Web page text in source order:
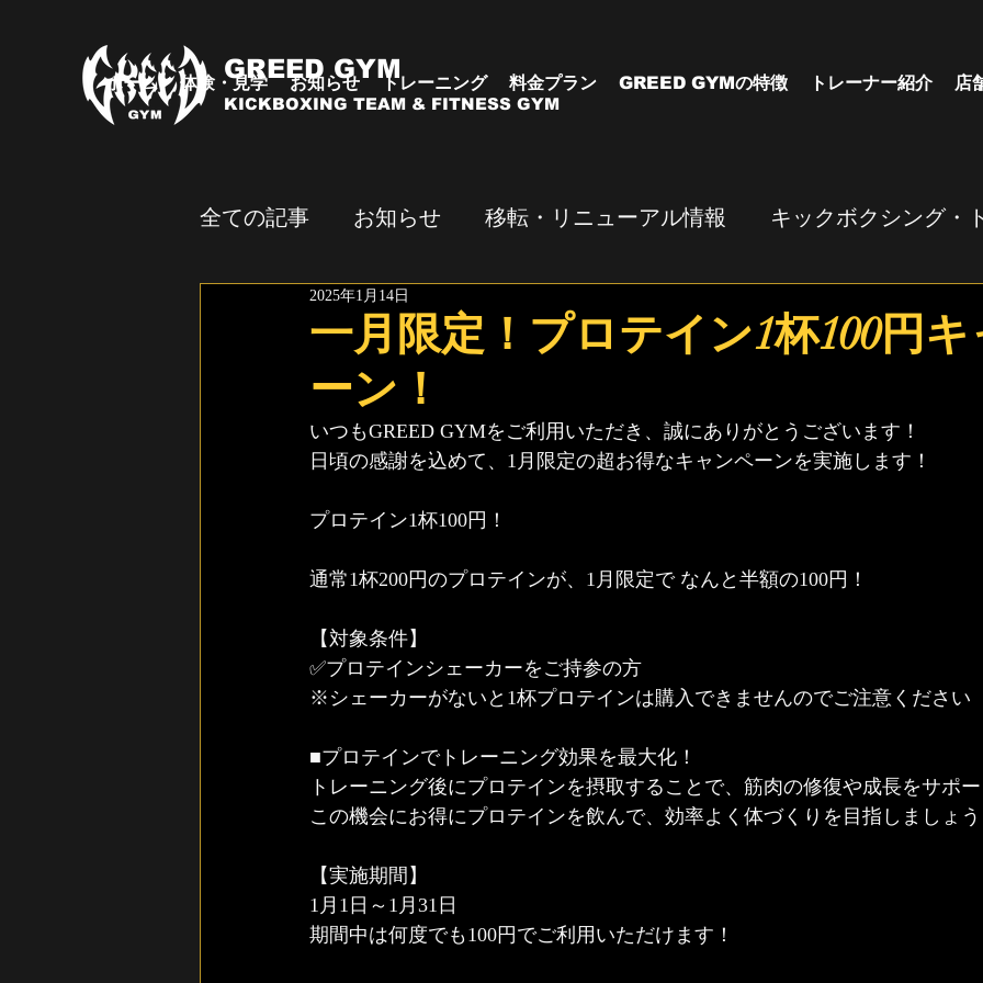
GREED GYM
KICKBOXING TEAM & FITNESS GYM
ホーム 体験・見学 お知らせ トレーニング 料金プラン GREED GYMの特徴 トレーナー紹介 店
全ての記事 お知らせ 移転・リニューアル情報 キックボクシング・
試合・イベント
一月限定！プロテイン1杯100円
ーン！
2025年1月14日
いつもGREED GYMをご利用いただき、誠にありがとうございます！
日頃の感謝を込めて、1月限定の超お得なキャンペーンを実施します！
プロテイン1杯100円！
通常1杯200円のプロテインが、1月限定で なんと半額の100円！
【対象条件】
✅プロテインシェーカーをご持参の方
※シェーカーがないと1杯プロテインは購入できませんのでご注意ください
■プロテインでトレーニング効果を最大化！
トレーニング後にプロテインを摂取することで、筋肉の修復や成長をサポ
この機会にお得にプロテインを飲んで、効率よく体づくりを目指しましょ
【実施期間】
1月1日～1月31日
期間中は何度でも100円でご利用いただけます！